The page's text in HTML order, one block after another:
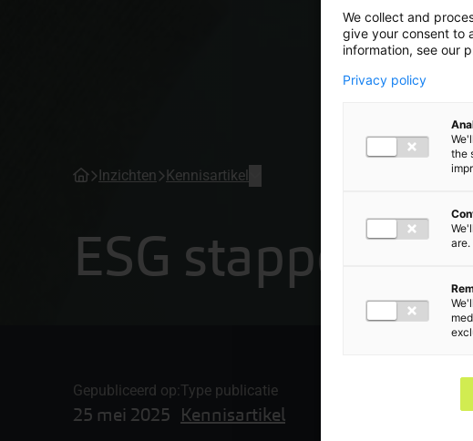
Inzichten Kennisartikel
ESG
Gepubliceerd op:
25 mei 2025
Type publicatie
Kennisartikel
We collect and
give your consent to
information, see our
Privacy policy
the
are.